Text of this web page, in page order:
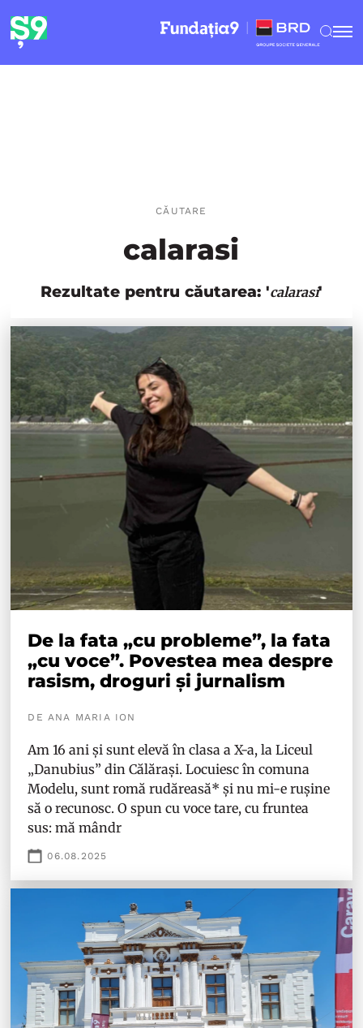
CĂUTARE
calarasi
Rezultate pentru căutarea: 'calarasi'
De la fata „cu probleme”, la fata
„cu voce”. Povestea mea despre
rasism, droguri și jurnalism
DE ANA MARIA ION
Am 16 ani și sunt elevă în clasa a X-a, la Liceul
„Danubius” din Călărași. Locuiesc în comuna
Modelu, sunt romă rudăreasă* și nu mi-e rușine
să o recunosc. O spun cu voce tare, cu fruntea
sus: mă mândr
06.08.2025